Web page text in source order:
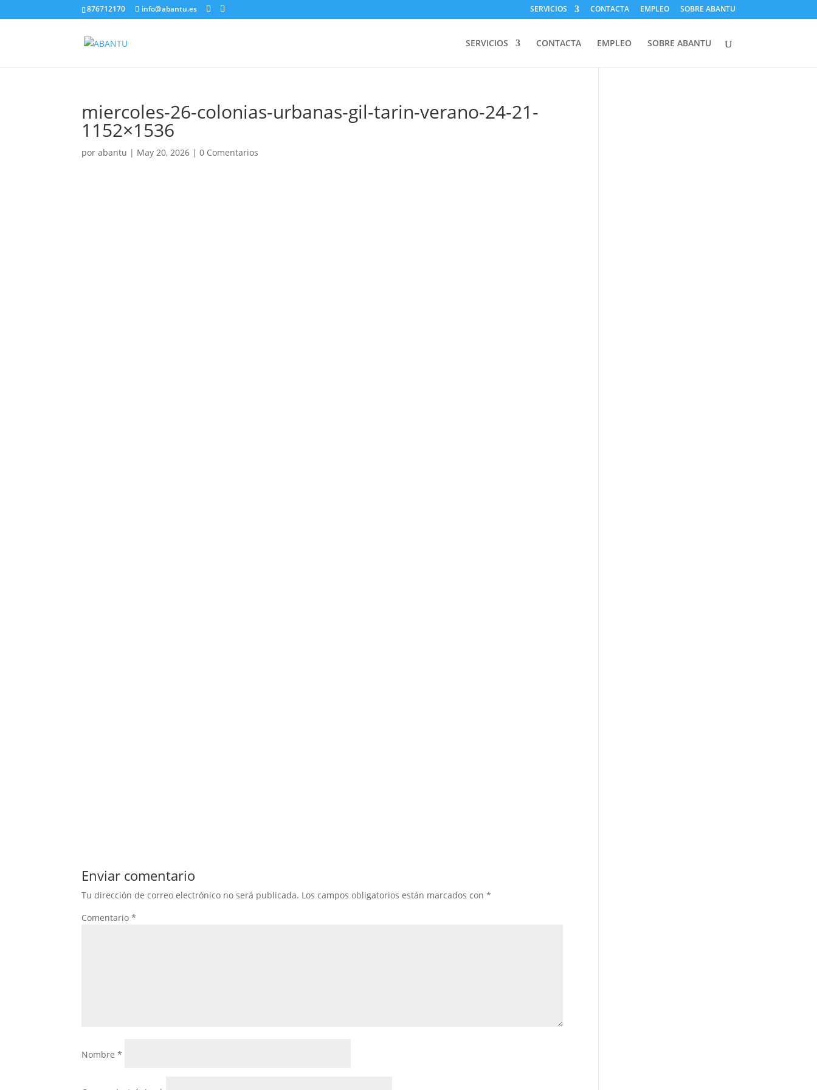
876712170 info@abantu.es SERVICIOS CONTACTA EMPLEO SOBRE ABANTU
SERVICIOS CONTACTA EMPLEO SOBRE ABANTU
miercoles-26-colonias-urbanas-gil-tarin-verano-24-21-
1152×1536
porabantu | May 20, 2026 |0 Comentarios
Enviar comentario
Tu dirección de correo electrónico no será publicada. Los campos obligatorios están marcados con*
Comentario*
Nombre*